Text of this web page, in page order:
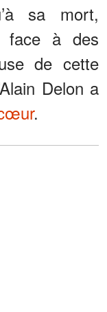
sa mort,
face à des
de cette
Delon a
.